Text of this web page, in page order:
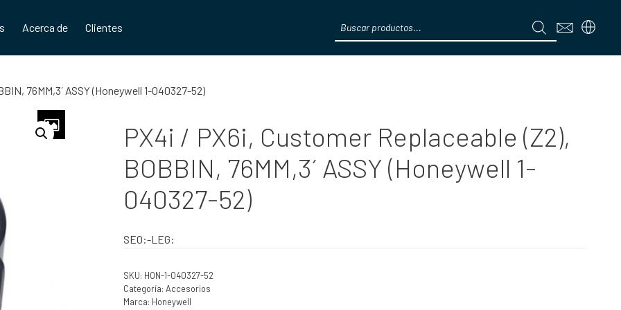
Acerca de Clientes
search
76MM,3´ ASSY (Honeywell 1-040327-52)
PX4i / PX6i, Customer Replaceable (Z2),
BOBBIN, 76MM,3´ ASSY (Honeywell 1-
040327-52)
SEO:-LEG:
SKU: HON-1-040327-52
Categoría: Accesorios
Marca: Honeywell